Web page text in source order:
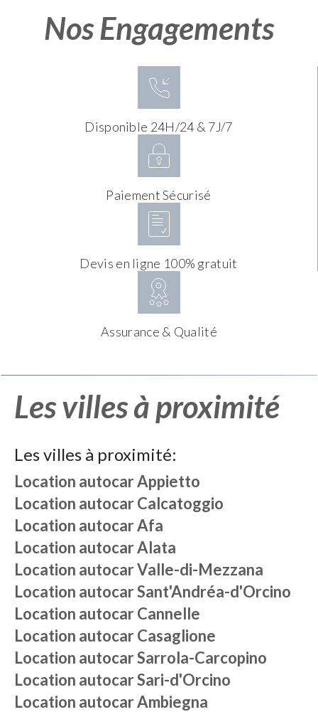
Nos Engagements
Disponible 24H/24 & 7J/7
Paiement Sécurisé
Devis en ligne 100% gratuit
Assurance & Qualité
Les villes à proximité
Les villes à proximité:
Location autocarAppietto
Location autocarCalcatoggio
Location autocarAfa
Location autocarAlata
Location autocarValle-di-Mezzana
Location autocarSant'Andréa-d'Orcino
Location autocarCannelle
Location autocarCasaglione
Location autocarSarrola-Carcopino
Location autocarSari-d'Orcino
Location autocarAmbiegna